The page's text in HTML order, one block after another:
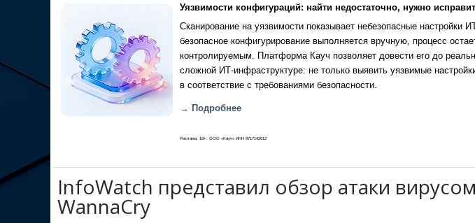
Уязвимости конфигураций: найти недостаточно, нужно
Сканирование на уязвимости показывает небезопасные настройки
безопасное конфигурирование выполняется вручную, процесс
контролируемым. Платформа Кауч позволяет довести его до
сложной ИТ-инфраструктуре: не только выявить уязвимые
в соответствие с требованиями безопасности.
→ Подробнее
Реклама, 18+. ООО «Кауч» ИНН 9717142012
InfoWatch представил обзор атаки
WannaCry